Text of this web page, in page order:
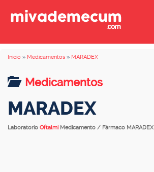
Inicio » Medicamentos » MARADEX
Medicamentos
MARADEX
Laboratorio Oftalmi Medicamento / Fármaco MARADEX